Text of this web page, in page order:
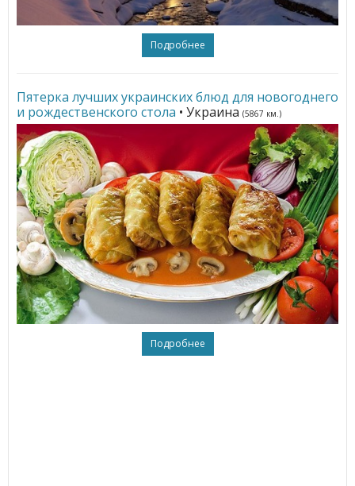
Подробнее
Пятерка лучших украинских блюд для новогоднего
и рождественского стола • Украина (5867 км.)
Подробнее